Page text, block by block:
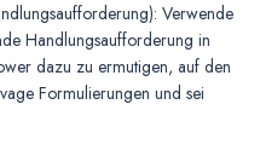
Verwende
Handlungsaufforderung in
dazu zu ermutigen, auf den
Formulierungen und sei